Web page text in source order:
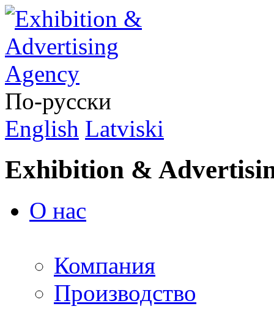
По-русски
English Latviski
Exhibition &
О нас
Компания
Производство